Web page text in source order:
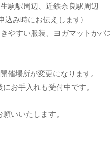
駒駅周辺、近鉄奈良駅周辺
込み時にお伝えします)
やすい服装、ヨガマットかバ
催場所が変更になります。
お手入れも受付中です。
いいたします。